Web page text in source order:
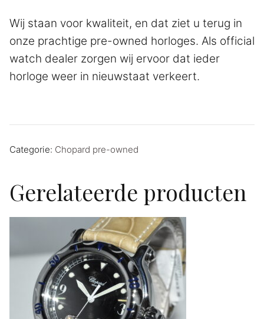
Wij staan voor kwaliteit, en dat ziet u terug in
onze prachtige pre-owned horloges. Als official
watch dealer zorgen wij ervoor dat ieder
horloge weer in nieuwstaat verkeert.
Categorie: Chopard pre-owned
Gerelateerde producten